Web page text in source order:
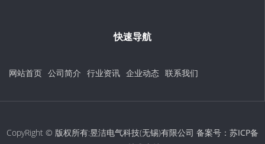
快速导航
网站首页 公司简介 行业资讯 企业动态 联系我们
CopyRight © 版权所有:昱洁电气科技(无锡)有限公司 备案号： 苏ICP备